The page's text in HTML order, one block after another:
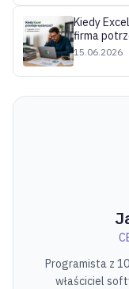
Kiedy
firma
15.06.2026
Programista z
właściciel